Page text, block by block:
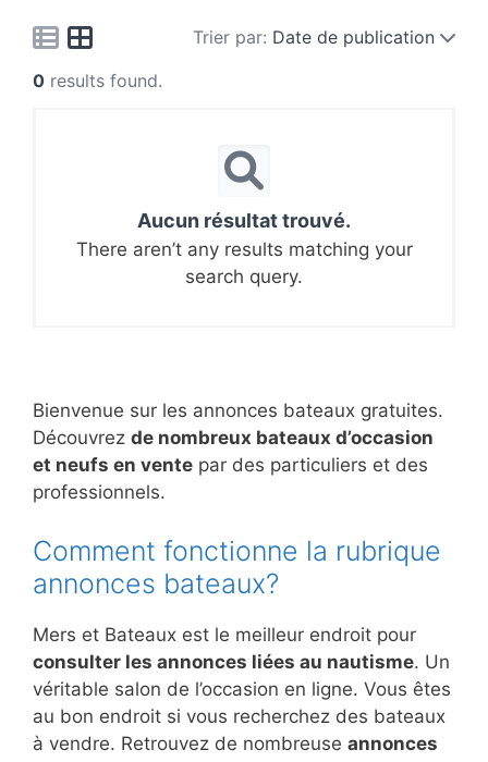
Trier par: Date de publication
0 results found.
Aucun résultat trouvé.
There aren’t any results matching your
search query.
Bienvenue sur les annonces bateaux gratuites.
Découvrez de nombreux bateaux d’occasion
et neufs en vente par des particuliers et des
professionnels.
Comment fonctionne la rubrique
annonces bateaux?
Mers et Bateaux est le meilleur endroit pour
consulter les annonces liées au nautisme. Un
véritable salon de l’occasion en ligne. Vous êtes
au bon endroit si vous recherchez des bateaux
à vendre. Retrouvez de nombreuse annonces